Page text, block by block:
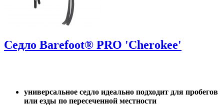
Седло Barefoot® PRO 'Cherokee'
универсальное седло идеально подходит для пробегов
или езды по пересеченной местности